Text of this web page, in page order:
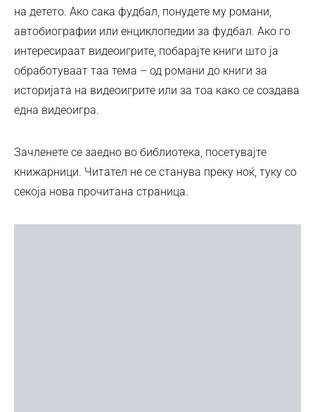
на детето. Ако сака фудбал, понудете му романи,
автобиографии или енциклопедии за фудбал. Ако го
интересираат видеоигрите, побарајте книги што ја
обработуваат таа тема – од романи до книги за
историјата на видеоигрите или за тоа како се создава
една видеоигра.
Зачленете се заедно во библиотека, посетувајте
книжарници. Читател не се станува преку ноќ, туку со
секоја нова прочитана страница.